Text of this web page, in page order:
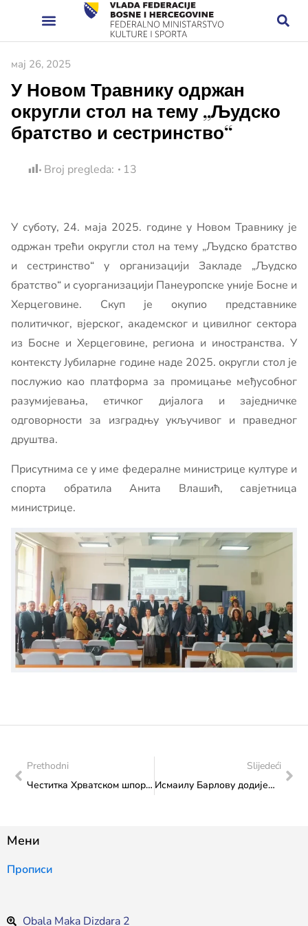
мај 26, 2025
У Новом Травнику одржан
округли стол на тему „Људско
братство и сестринство“
Broj pregleda: 13
У суботу, 24. маја 2025. године у Новом Травнику је
одржан трећи округли стол на тему „Људско братство
и сестринство“ у организацији Закладе „Људско
братство“ и суорганизацији Панеуропске уније Босне и
Херцеговине. Скуп је окупио представнике
политичког, вјерског, академског и цивилног сектора
из Босне и Херцеговине, региона и иностранства. У
контексту Јубиларне године наде 2025. округли стол је
послужио као платформа за промицање међусобног
разумијевања, етичког дијалога и заједничке
одговорности за изградњу укључивог и праведног
друштва.
Присутнима се у име федералне министрице културе и
спорта обратила Анита Влашић, савјетница
министрице.
Prethodni
Честитка Хрватском шпортском клубу „Зрињски“ за освојену Премијер лигу Босне и Херцеговине
Slijedeći
Исмаилу Барлову додијељен Вечерњаков печат у категорији Спорт
Мени
Прописи
Obala Maka Dizdara 2